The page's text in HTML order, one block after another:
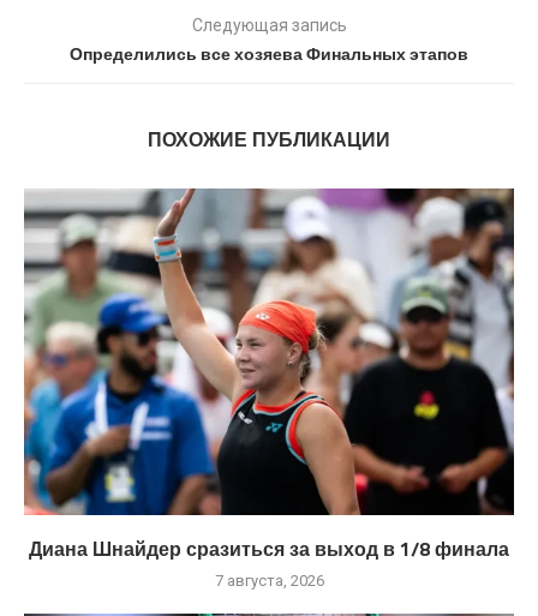
Следующая запись
Определились все хозяева Финальных этапов
ПОХОЖИЕ ПУБЛИКАЦИИ
Диана Шнайдер сразиться за выход в 1/8 финала
7 августа, 2026